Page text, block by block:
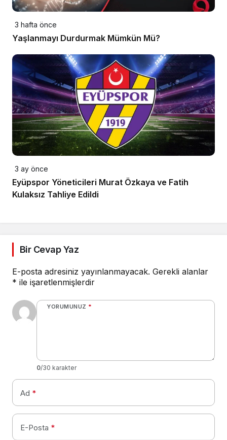
3 hafta önce
Yaşlanmayı Durdurmak Mümkün Mü?
3 ay önce
Eyüpspor Yöneticileri Murat Özkaya ve Fatih
Kulaksız Tahliye Edildi
Bir Cevap Yaz
E-posta adresiniz yayınlanmayacak. Gerekli alanlar
* ile işaretlenmişlerdir
YORUMUNUZ *
0/30 karakter
Ad *
E-Posta *